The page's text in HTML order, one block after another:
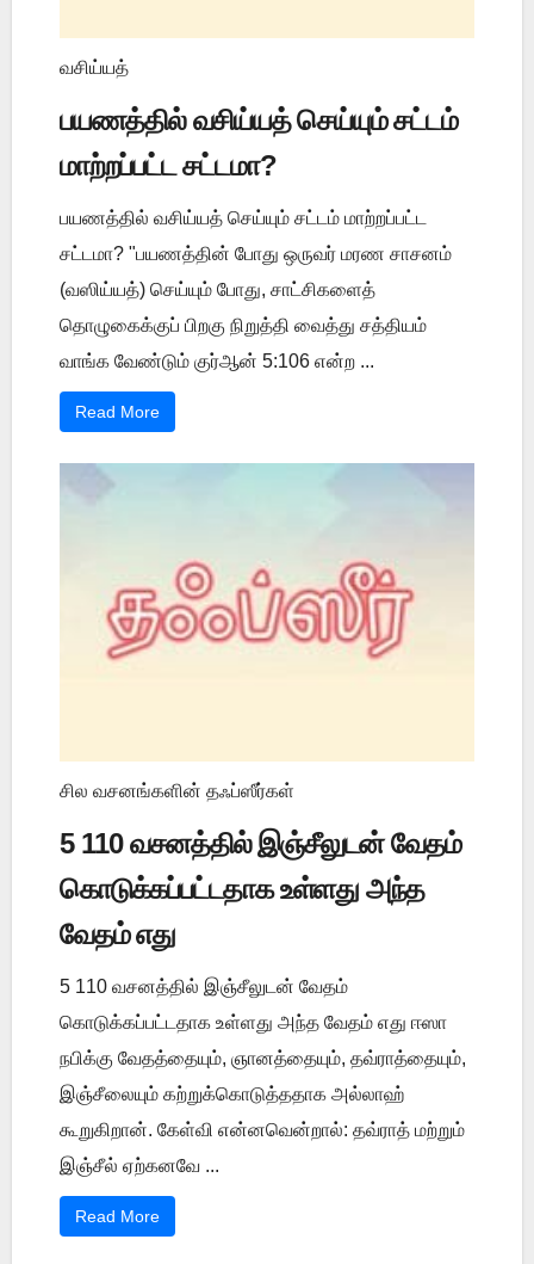
வசிய்யத்
பயணத்தில் வசிய்யத் செய்யும் சட்டம்
மாற்றப்பட்ட சட்டமா?
பயணத்தில் வசிய்யத் செய்யும் சட்டம் மாற்றப்பட்ட
சட்டமா? "பயணத்தின் போது ஒருவர் மரண சாசனம்
(வஸிய்யத்) செய்யும் போது, சாட்சிகளைத்
தொழுகைக்குப் பிறகு நிறுத்தி வைத்து சத்தியம்
வாங்க வேண்டும் குர்ஆன் 5:106 என்ற ...
Read More
சில வசனங்களின் தஃப்ஸீர்கள்
5 110 வசனத்தில் இஞ்சீலுடன் வேதம்
கொடுக்கப்பட்டதாக உள்ளது அந்த
வேதம் எது
5 110 வசனத்தில் இஞ்சீலுடன் வேதம்
கொடுக்கப்பட்டதாக உள்ளது அந்த வேதம் எது ஈஸா
நபிக்கு வேதத்தையும், ஞானத்தையும், தவ்ராத்தையும்,
இஞ்சீலையும் கற்றுக்கொடுத்ததாக அல்லாஹ்
கூறுகிறான். கேள்வி என்னவென்றால்: தவ்ராத் மற்றும்
இஞ்சீல் ஏற்கனவே ...
Read More